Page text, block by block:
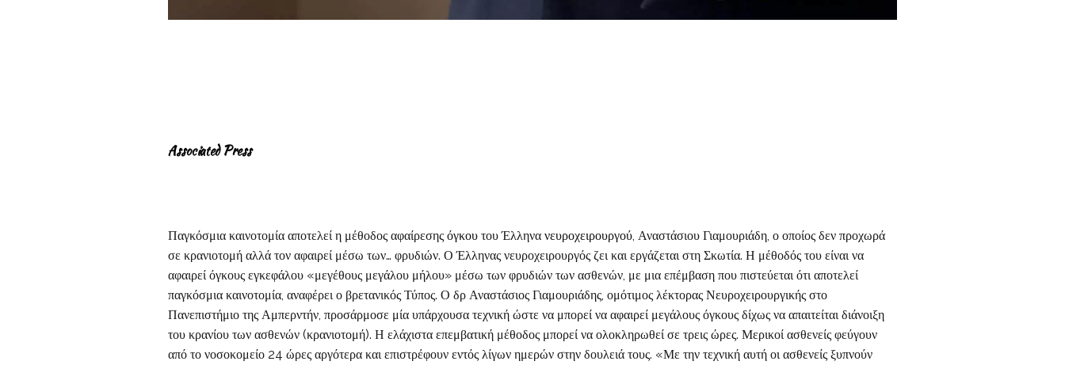
Associated Press
Παγκόσμια καινοτομία αποτελεί η μέθοδος αφαίρεσης όγκουτου Έλληνα νευροχειρουργού, Αναστάσιου Γιαμουριάδη, ο οποίος δεν προχωρά
σε κρανιοτομή αλλά τον αφαιρεί μέσω των… φρυδιών. Ο Έλληνας νευροχειρουργός ζει και εργάζεται στη Σκωτία. Η μέθοδός του είναι να
αφαιρεί όγκους εγκεφάλου «μεγέθους μεγάλου μήλου» μέσω των φρυδιών των ασθενών, με μια επέμβαση που πιστεύεται ότι αποτελεί
παγκόσμια καινοτομία, αναφέρει ο βρετανικός Τύπος. Ο δρ Αναστάσιος Γιαμουριάδης, ομότιμος λέκτορας Νευροχειρουργικής στο
Πανεπιστήμιο της Αμπερντήν, προσάρμοσε μία υπάρχουσα τεχνική ώστε να μπορεί να αφαιρεί μεγάλους όγκους δίχως να απαιτείται διάνοιξη
του κρανίου των ασθενών (κρανιοτομή). Η ελάχιστα επεμβατική μέθοδος μπορεί να ολοκληρωθεί σε τρεις ώρες. Μερικοί ασθενείς φεύγουν
από το νοσοκομείο 24 ώρες αργότερα και επιστρέφουν εντός λίγων ημερών στην δουλειά τους. «Με την τεχνική αυτή οι ασθενείς ξυπνούν